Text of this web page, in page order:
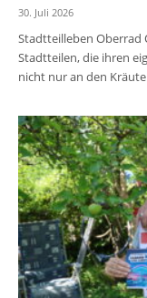
30. Juli 2026
Stadtteilleben Oberrad
Stadtteilen, die ihren
nicht nur an den